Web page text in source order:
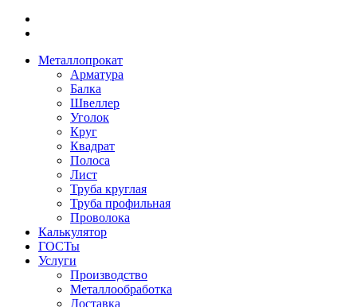
Металлопрокат
Арматура
Балка
Швеллер
Уголок
Круг
Квадрат
Полоса
Лист
Труба круглая
Труба профильная
Проволока
Калькулятор
ГОСТы
Услуги
Производство
Металлообработка
Доставка